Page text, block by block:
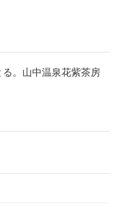
。山中温泉花紫茶房